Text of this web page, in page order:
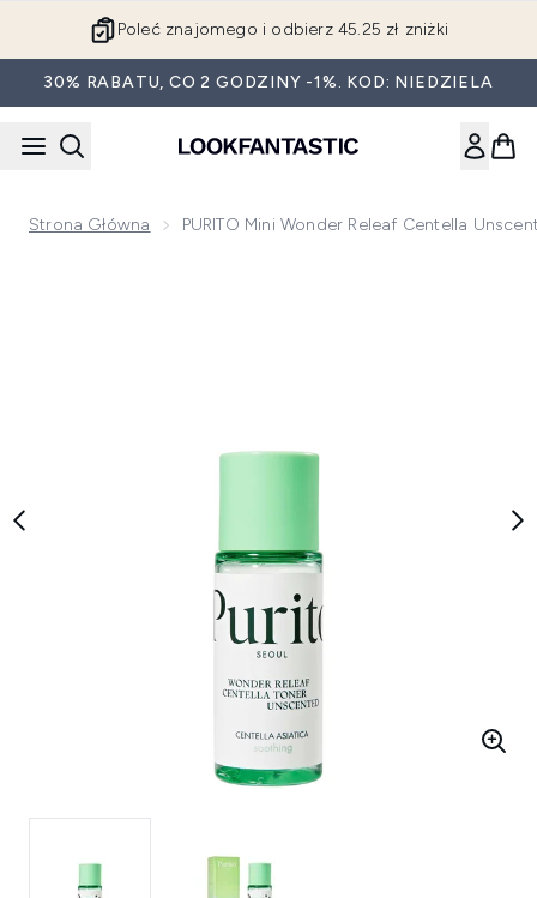
Poleć znajomego i odbierz 45.25 zł zniżki
30% RABATU, CO 2 GODZINY -1%. KOD: NIEDZIELA
Strona Główna PURITO Mini Wonder Releaf Centella